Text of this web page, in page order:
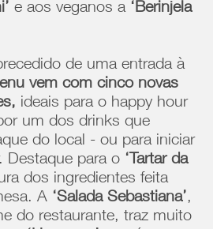
e aos veganos a ‘Berinjela
de uma entrada à
vem com cinco novas
ideais para o happy hour
um dos drinks que
do local - ou para iniciar
Destaque para o ‘Tartar da
dos ingredientes feita
A ‘Salada Sebastiana’,
do restaurante, traz muito